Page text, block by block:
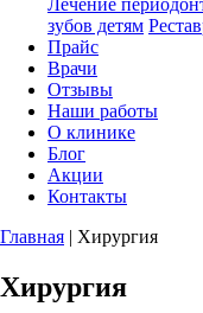
Лечение
зубов детям
Прайс
Врачи
Отзывы
Наши работы
О клинике
Блог
Акции
Контакты
Главная | Хирургия
Хирургия